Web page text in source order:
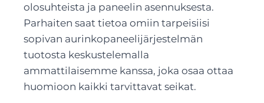
olosuhteista ja paneelin asennuksesta.
Parhaiten saat tietoa omiin tarpeisiisi
sopivan aurinkopaneelijärjestelmän
tuotosta keskustelemalla
ammattilaisemme kanssa, joka osaa ottaa
huomioon kaikki tarvittavat seikat.